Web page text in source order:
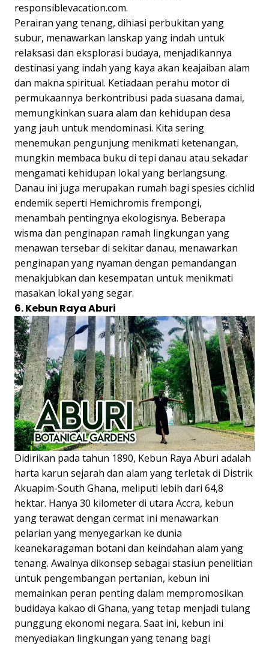
responsiblevacation.com.
Perairan yang tenang, dihiasi perbukitan yang
subur, menawarkan lanskap yang indah untuk
relaksasi dan eksplorasi budaya, menjadikannya
destinasi yang indah yang kaya akan keajaiban alam
dan makna spiritual. Ketiadaan perahu motor di
permukaannya berkontribusi pada suasana damai,
memungkinkan suara alam dan kehidupan desa
yang jauh untuk mendominasi. Kita sering
menemukan pengunjung menikmati ketenangan,
mungkin membaca buku di tepi danau atau sekadar
mengamati kehidupan lokal yang berlangsung.
Danau ini juga merupakan rumah bagi spesies cichlid
endemik seperti Hemichromis frempongi,
menambah pentingnya ekologisnya. Beberapa
wisma dan penginapan ramah lingkungan yang
menawan tersebar di sekitar danau, menawarkan
penginapan yang nyaman dengan pemandangan
menakjubkan dan kesempatan untuk menikmati
masakan lokal yang segar.
6. Kebun Raya Aburi
Didirikan pada tahun 1890, Kebun Raya Aburi adalah
harta karun sejarah dan alam yang terletak di Distrik
Akuapim-South Ghana, meliputi lebih dari 64,8
hektar. Hanya 30 kilometer di utara Accra, kebun
yang terawat dengan cermat ini menawarkan
pelarian yang menyegarkan ke dunia
keanekaragaman botani dan keindahan alam yang
tenang. Awalnya dikonsep sebagai stasiun penelitian
untuk pengembangan pertanian, kebun ini
memainkan peran penting dalam mempromosikan
budidaya kakao di Ghana, yang tetap menjadi tulang
punggung ekonomi negara. Saat ini, kebun ini
menyediakan lingkungan yang tenang bagi